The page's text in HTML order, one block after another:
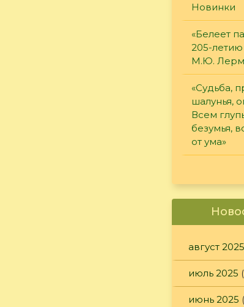
Новинки
«Белеет
205-
М.Ю.
«Судьба,
шалунья,
Всем
безумья,
от ума»
август 2025
июль 2025
июнь 2025